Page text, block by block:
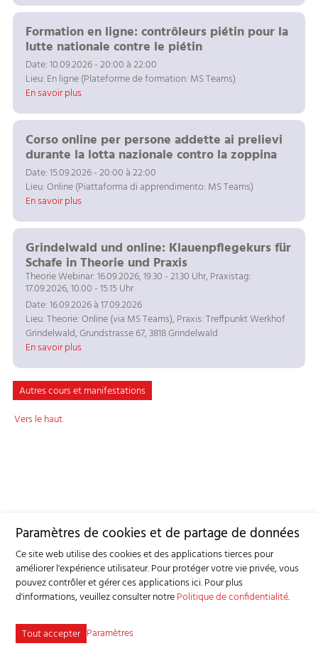
Formation en ligne: contrôleurs piétin pour la
lutte nationale contre le piétin
Date: 10.09.2026 - 20:00 à 22:00
Lieu: En ligne (Plateforme de formation: MS Teams)
En savoir plus
Corso online per persone addette ai prelievi
durante la lotta nazionale contro la zoppina
Date: 15.09.2026 - 20:00 à 22:00
Lieu: Online (Piattaforma di apprendimento: MS Teams)
En savoir plus
Grindelwald und online: Klauenpflegekurs für
Schafe in Theorie und Praxis
Theorie Webinar: 16.09.2026, 19.30 - 21.30 Uhr, Praxistag:
17.09.2026, 10.00 - 15.15 Uhr
Date: 16.09.2026 à 17.09.2026
Lieu: Theorie: Online (via MS Teams), Praxis: Treffpunkt Werkhof
Grindelwald, Grundstrasse 67, 3818 Grindelwald
En savoir plus
Autres cours et manifestations
Vers le haut
Paramètres de cookies et de partage de données
Ce site web utilise des cookies et des applications tierces pour
améliorer l'expérience utilisateur. Pour protéger votre vie privée, vous
pouvez contrôler et gérer ces applications ici.Pour plus
d'informations, veuillez consulter notrePolitique de confidentialité.
Tout accepter Paramètres